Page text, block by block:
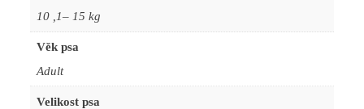
10 ,1– 15 kg
Věk psa
Adult
Velikost psa